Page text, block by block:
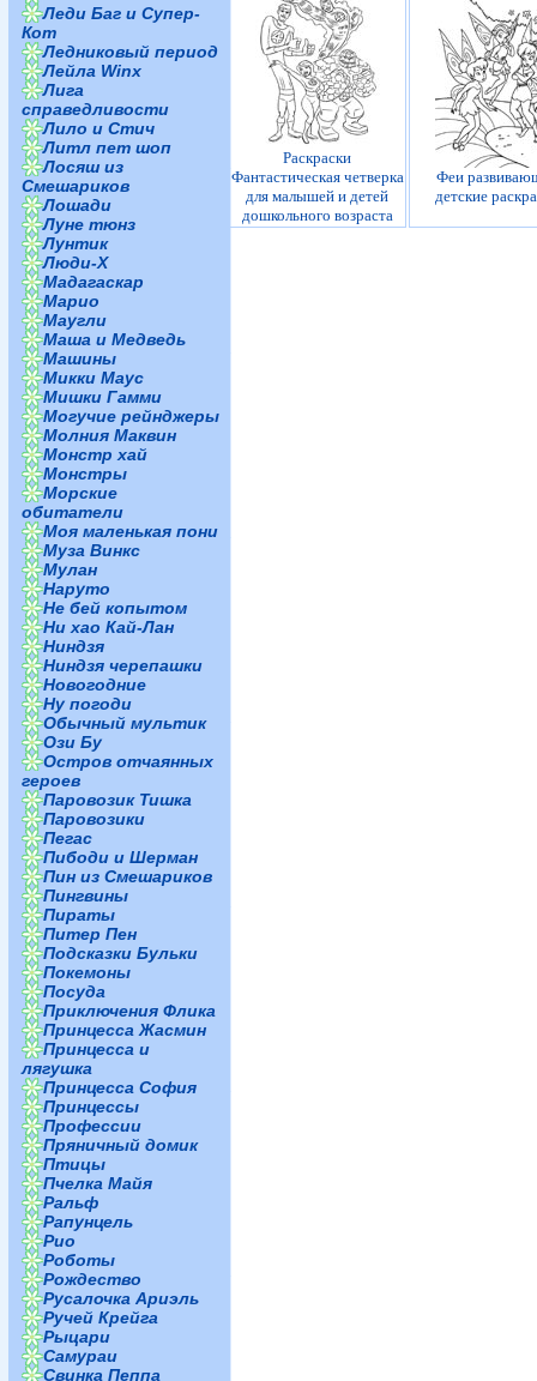
Леди Баг и Супер-
Кот
Ледниковый период
Лейла Winx
Лига
справедливости
Лило и Стич
Литл пет шоп
Лосяш из
Смешариков
Лошади
Луне тюнз
Лунтик
Люди-Х
Мадагаскар
Марио
Маугли
Маша и Медведь
Машины
Микки Маус
Мишки Гамми
Могучие рейнджеры
Молния Маквин
Монстр хай
Монстры
Морские
обитатели
Моя маленькая пони
Муза Винкс
Мулан
Наруто
Не бей копытом
Ни хао Кай-Лан
Ниндзя
Ниндзя черепашки
Новогодние
Ну погоди
Обычный мультик
Ози Бу
Остров отчаянных
героев
Паровозик Тишка
Паровозики
Пегас
Пибоди и Шерман
Пин из Смешариков
Пингвины
Пираты
Питер Пен
Подсказки Бульки
Покемоны
Посуда
Приключения Флика
Принцесса Жасмин
Принцесса и
лягушка
Принцесса София
Принцессы
Профессии
Пряничный домик
Птицы
Пчелка Майя
Ральф
Рапунцель
Рио
Роботы
Рождество
Русалочка Ариэль
Ручей Крейга
Рыцари
Самураи
Свинка Пеппа
Раскраски
Фантастическая четверка
для малышей и детей
дошкольного возраста
Феи
детские